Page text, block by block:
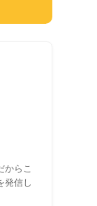
からこ
発信し